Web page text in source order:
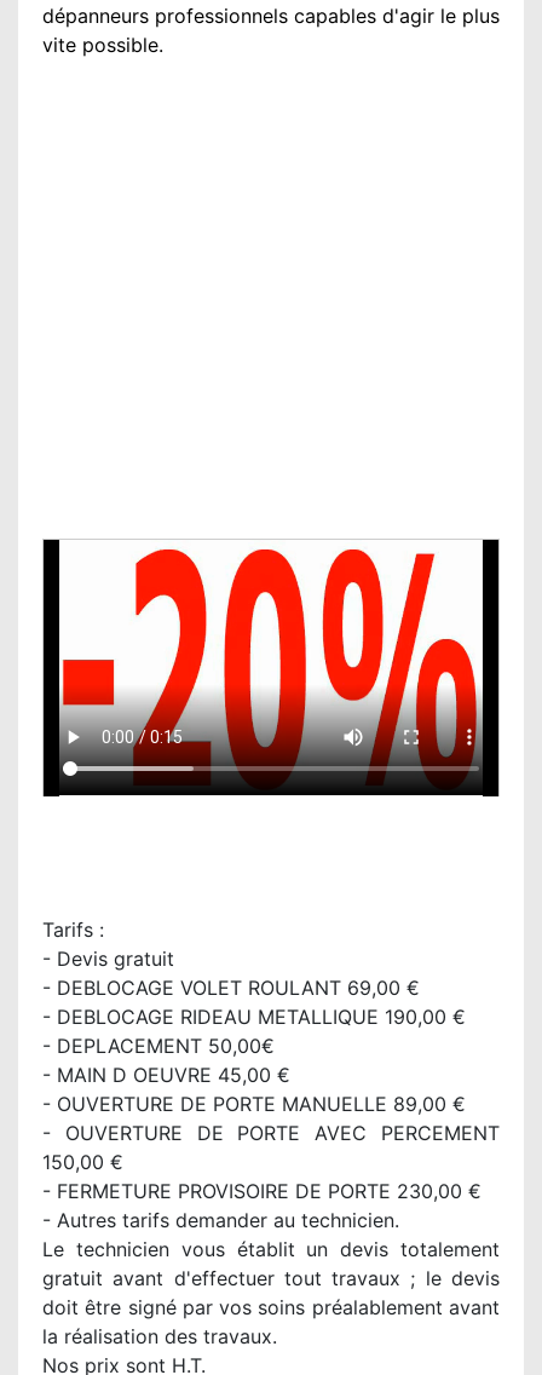
dépanneurs professionnels capables d'agir le plus
vite possible.
Tarifs :
- Devis gratuit
- DEBLOCAGE VOLET ROULANT 69,00 €
- DEBLOCAGE RIDEAU METALLIQUE 190,00 €
- DEPLACEMENT 50,00€
- MAIN D OEUVRE 45,00 €
- OUVERTURE DE PORTE MANUELLE 89,00 €
- OUVERTURE DE PORTE AVEC PERCEMENT
150,00 €
- FERMETURE PROVISOIRE DE PORTE 230,00 €
- Autres tarifs demander au technicien.
Le technicien vous établit un devis totalement
gratuit avant d'effectuer tout travaux ; le devis
doit être signé par vos soins préalablement avant
la réalisation des travaux.
Nos prix sont H.T.